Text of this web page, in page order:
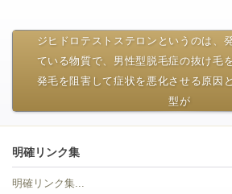
ジヒドロテストステロンというのは、
ている物質で、男性型脱毛症の抜け毛
発毛を阻害して症状を悪化させる原因
型が
明確リンク集
明確リンク集...